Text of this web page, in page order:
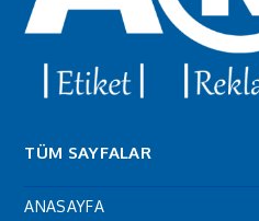
TÜM SAYFALAR
ANASAYFA